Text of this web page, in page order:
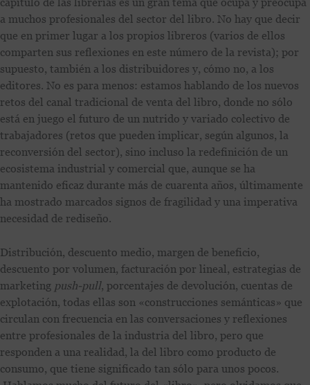
a muchos profesionales del sector del libro. No hay que decir
que en primer lugar a los propios libreros (varios de ellos
comparten sus reflexiones en este número de la revista); por
supuesto, también a los distribuidores y, cómo no, a los
editores. No es para menos: estamos hablando de los nuevos
retos del canal tradicional de venta del libro, donde no sólo
está en juego el futuro de un nutrido y variado colectivo de
trabajadores (retos que pueden implicar, según algunos, la
reconversión del sector), sino incluso la redefinición de un
ecosistema industrial y comercial que, aunque se ha
mantenido eficaz durante más de cuarenta años, últimamente
ha mostrado marcados signos de fragilidad y una imperativa
necesidad de rediseño.
Distribución, descuento medio, margen de beneficio,
descuento por volumen, facturación por lineal, estrategias de
marketing push-pull, porcentajes de devolución, cuentas de
explotación, todas ellas son «construcciones semánticas» que
circulan con frecuencia en las conversaciones y reflexiones
entre profesionales de la industria del libro, pero que
responden a una realidad, la del libro como producto de
consumo, que tiene significado tan sólo para unos pocos.